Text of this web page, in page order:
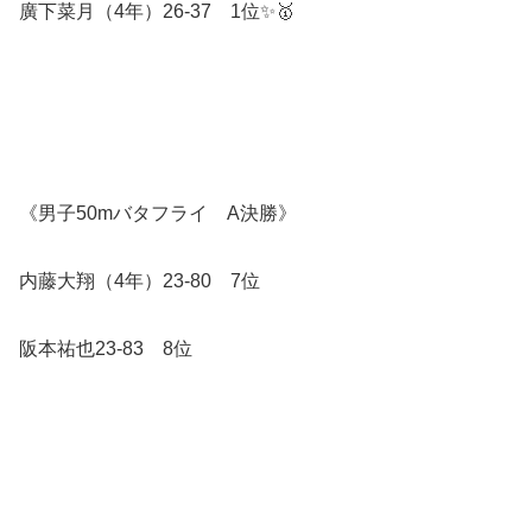
廣下菜月（4年）26-37 1位✨️🥇
《男子50mバタフライ A決勝》
内藤大翔（4年）23-80 7位
阪本祐也23-83 8位